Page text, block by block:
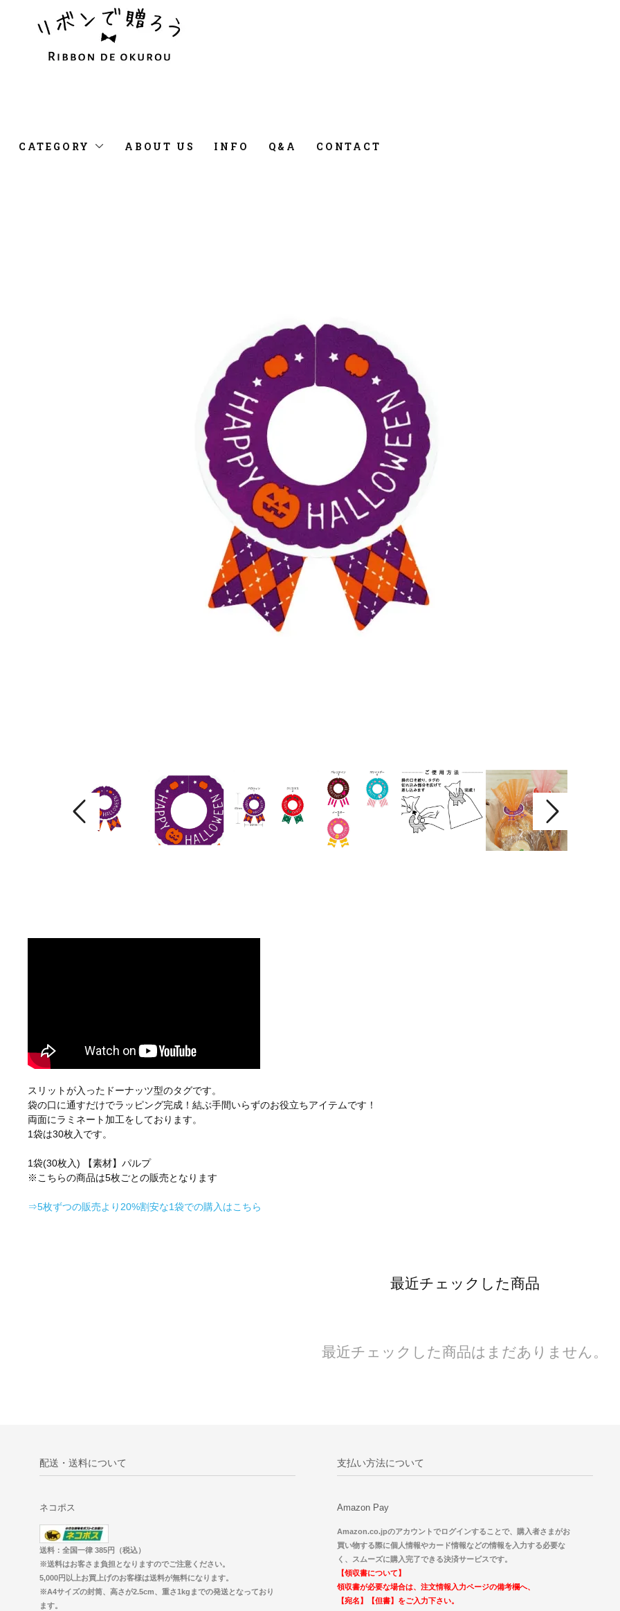
CATEGORY ABOUT US INFO Q&A CONTACT
スリットが入ったドーナッツ型のタグです。
袋の口に通すだけでラッピング完成！結ぶ手間いらずのお役立ちアイテムです！
両面にラミネート加工をしております。
1袋は30枚入です。
1袋(30枚入) 【素材】パルプ
※こちらの商品は5枚ごとの販売となります
⇒5枚ずつの販売より20%割安な1袋での購入はこちら
最近チェックした商品
最近チェックした商品はまだありません。
配送・送料について
ネコポス
送料：全国一律 385円（税込）
※送料はお客さま負担となりますのでご注意ください。
5,000円以上お買上げのお客様は送料が無料になります。
※A4サイズの封筒、高さが2.5cm、重さ1kgまでの発送となっており
ます。
支払い方法について
Amazon Pay
Amazon.co.jpのアカウントでログインすることで、購入者さまがお
買い物する際に個人情報やカード情報などの情報を入力する必要な
く、スムーズに購入完了できる決済サービスです。
【領収書について】
領収書が必要な場合は、注文情報入力ページの備考欄へ、
【宛名】【但書】をご入力下さい。